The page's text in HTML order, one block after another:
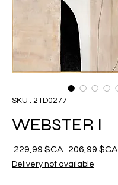
SKU : 21D0277
WEBSTER I
229,99 $CA Prix
206,99 $CA
Delivery not available